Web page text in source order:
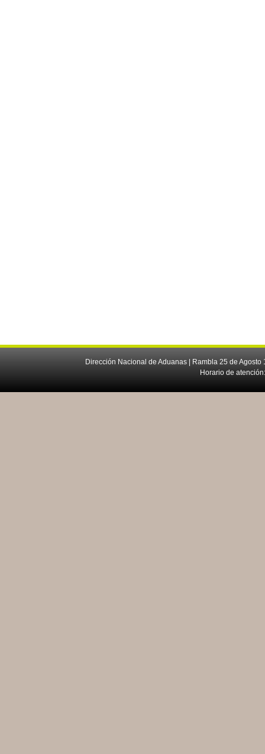
Dirección Nacional de Aduanas | Rambla 25 de
Horario de